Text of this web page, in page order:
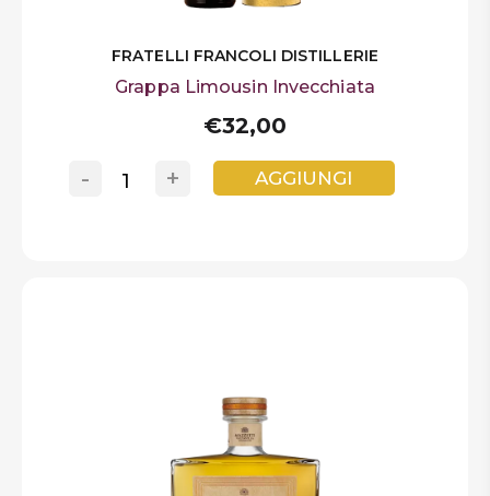
FRATELLI FRANCOLI DISTILLERIE
Grappa Limousin Invecchiata
€32,00
+
- AGGIUNGI